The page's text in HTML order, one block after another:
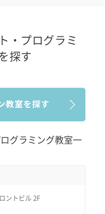
・プログラミ
探す
グラミング教室一
ントビル 2F